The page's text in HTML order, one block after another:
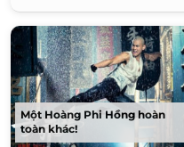
Một Hoàng Phi Hồng hoàn
toàn khác!